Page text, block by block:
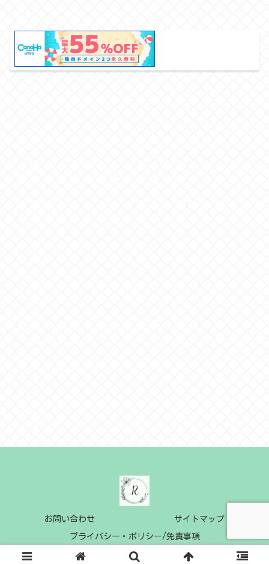
お問い合わせ サイトマップ
プライバシー・ポリシー/免責事項
© 2023 レイの美容と健康備忘録.